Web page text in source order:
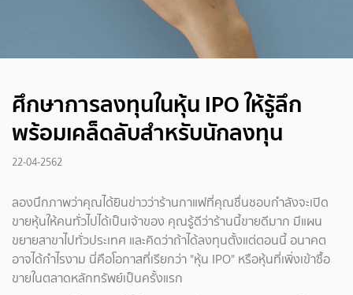
ศึกษาการลงทุนในหุ้น IPO ให้รู้ลึก
พร้อมเคล็ดลับสำหรับนักลงทุน
22-04-2562
ลองนึกภาพว่าคุณได้ยินข่าวว่าร้านกาแฟที่คุณชื่นชอบกำลังจะเปิด
ขายหุ้นให้คนทั่วไปได้เป็นเจ้าของ คุณรู้ดีว่าร้านนี้ขายดีมาก มีแผน
ขยายสาขาไปทั่วประเทศ และคิดว่าถ้าได้ลงทุนตั้งแต่ตอนนี้ อนาคต
อาจได้กำไรงาม นี่คือโอกาสที่เรียกว่า "หุ้น IPO" หรือหุ้นที่เพิ่งเข้าซื้อ
ขายในตลาดหลักทรัพย์เป็นครั้งแรก